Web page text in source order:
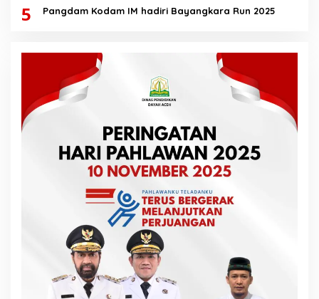
5 Pangdam Kodam IM hadiri Bayangkara Run 2025